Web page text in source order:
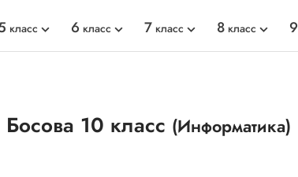
класс 6 класс 7 класс 8 класс 9
10 класс (Информатика)